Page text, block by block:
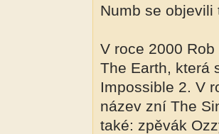
Numb se
V roce 2000
The Earth, která
Impossible 2. V
název zní The
také: zpěvák